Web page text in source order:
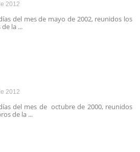
2012
del mes de mayo de 2002, reunidos los
la ...
2012
del mes de octubre de 2000, reunidos
de la ...